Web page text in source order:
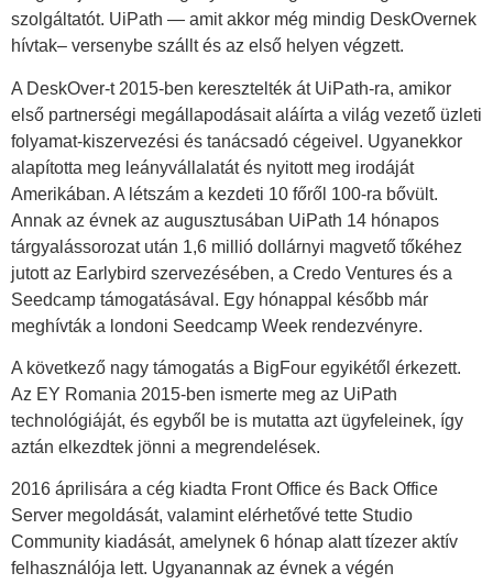
szolgáltatót. UiPath — amit akkor még mindig DeskOvernek
hívtak– versenybe szállt és az első helyen végzett.
A DeskOver-t 2015-ben keresztelték át UiPath-ra, amikor
első partnerségi megállapodásait aláírta a világ vezető üzleti
folyamat-kiszervezési és tanácsadó cégeivel. Ugyanekkor
alapította meg leányvállalatát és nyitott meg irodáját
Amerikában. A létszám a kezdeti 10 főről 100-ra bővült.
Annak az évnek az augusztusában UiPath 14 hónapos
tárgyalássorozat után 1,6 millió dollárnyi magvető tőkéhez
jutott az Earlybird szervezésében, a Credo Ventures és a
Seedcamp támogatásával. Egy hónappal később már
meghívták a londoni Seedcamp Week rendezvényre.
A következő nagy támogatás a BigFour egyikétől érkezett.
Az EY Romania 2015-ben ismerte meg az UiPath
technológiáját, és egyből be is mutatta azt ügyfeleinek, így
aztán elkezdtek jönni a megrendelések.
2016 áprilisára a cég kiadta Front Office és Back Office
Server megoldását, valamint elérhetővé tette Studio
Community kiadását, amelynek 6 hónap alatt tízezer aktív
felhasználója lett. Ugyanannak az évnek a végén